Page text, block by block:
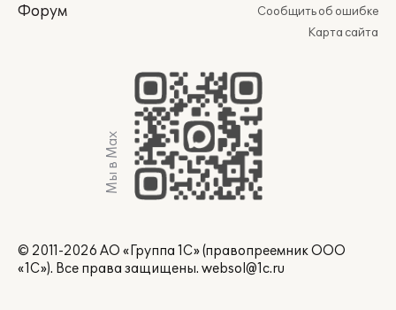
Форум
Сообщить об ошибке
Карта сайта
Мы в Max
© 2011-2026 АО «Группа 1С» (правопреемник ООО
«1С»). Все права защищены. websol@1c.ru